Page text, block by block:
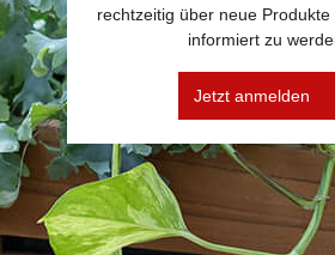
rechtzeitig über neue Produkte
informiert zu
Jetzt anmelden